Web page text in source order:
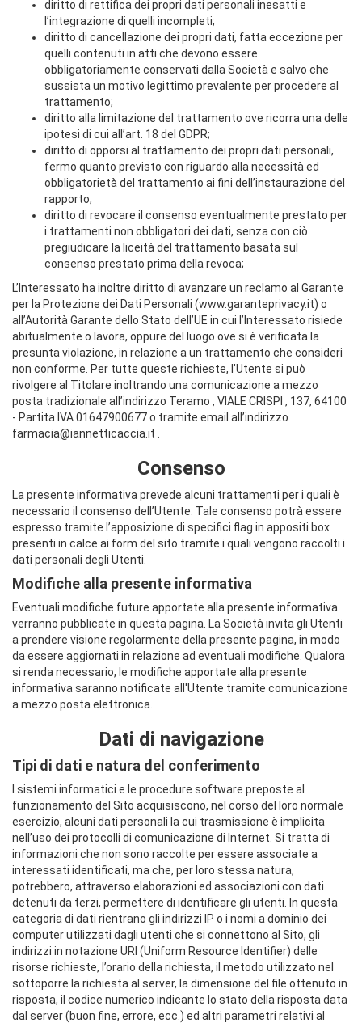
diritto di rettifica dei propri dati personali inesatti e
l’integrazione di quelli incompleti;
diritto di cancellazione dei propri dati, fatta eccezione per
quelli contenuti in atti che devono essere
obbligatoriamente conservati dalla Società e salvo che
sussista un motivo legittimo prevalente per procedere al
trattamento;
diritto alla limitazione del trattamento ove ricorra una delle
ipotesi di cui all’art. 18 del GDPR;
diritto di opporsi al trattamento dei propri dati personali,
fermo quanto previsto con riguardo alla necessità ed
obbligatorietà del trattamento ai fini dell’instaurazione del
rapporto;
diritto di revocare il consenso eventualmente prestato per
i trattamenti non obbligatori dei dati, senza con ciò
pregiudicare la liceità del trattamento basata sul
consenso prestato prima della revoca;
L’Interessato ha inoltre diritto di avanzare un reclamo al Garante
per la Protezione dei Dati Personali (www.garanteprivacy.it) o
all’Autorità Garante dello Stato dell’UE in cui l’Interessato risiede
abitualmente o lavora, oppure del luogo ove si è verificata la
presunta violazione, in relazione a un trattamento che consideri
non conforme. Per tutte queste richieste, l’Utente si può
rivolgere al Titolare inoltrando una comunicazione a mezzo
posta tradizionale all’indirizzo Teramo , VIALE CRISPI , 137, 64100
- Partita IVA 01647900677 o tramite email all’indirizzo
farmacia@iannetticaccia.it .
Consenso
La presente informativa prevede alcuni trattamenti per i quali è
necessario il consenso dell’Utente. Tale consenso potrà essere
espresso tramite l’apposizione di specifici flag in appositi box
presenti in calce ai form del sito tramite i quali vengono raccolti i
dati personali degli Utenti.
Modifiche alla presente informativa
Eventuali modifiche future apportate alla presente informativa
verranno pubblicate in questa pagina. La Società invita gli Utenti
a prendere visione regolarmente della presente pagina, in modo
da essere aggiornati in relazione ad eventuali modifiche. Qualora
si renda necessario, le modifiche apportate alla presente
informativa saranno notificate all'Utente tramite comunicazione
a mezzo posta elettronica.
Dati di navigazione
Tipi di dati e natura del conferimento
I sistemi informatici e le procedure software preposte al
funzionamento del Sito acquisiscono, nel corso del loro normale
esercizio, alcuni dati personali la cui trasmissione è implicita
nell’uso dei protocolli di comunicazione di Internet. Si tratta di
informazioni che non sono raccolte per essere associate a
interessati identificati, ma che, per loro stessa natura,
potrebbero, attraverso elaborazioni ed associazioni con dati
detenuti da terzi, permettere di identificare gli utenti. In questa
categoria di dati rientrano gli indirizzi IP o i nomi a dominio dei
computer utilizzati dagli utenti che si connettono al Sito, gli
indirizzi in notazione URI (Uniform Resource Identifier) delle
risorse richieste, l’orario della richiesta, il metodo utilizzato nel
sottoporre la richiesta al server, la dimensione del file ottenuto in
risposta, il codice numerico indicante lo stato della risposta data
dal server (buon fine, errore, ecc.) ed altri parametri relativi al